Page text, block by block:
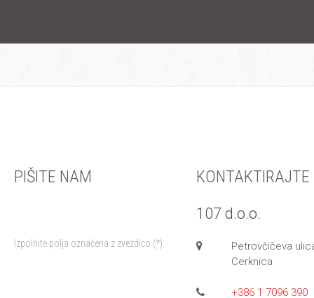
PIŠITE NAM
Izpolnite polja označena z zvezdico (*).
KONTAKTIRAJTE
107 d.o.o.
Petrovčičeva
Cerknica
+386 1 7096 390